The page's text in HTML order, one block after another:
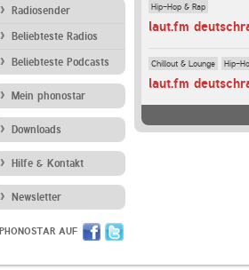
Radiosender
Beliebteste Radios
Beliebteste Podcasts
Mein phonostar
Downloads
Hilfe & Kontakt
Newsletter
PHONOSTAR AUF
Hip-Hop & Rap
laut.fm
Chillout & Lounge Hip-
laut.fm